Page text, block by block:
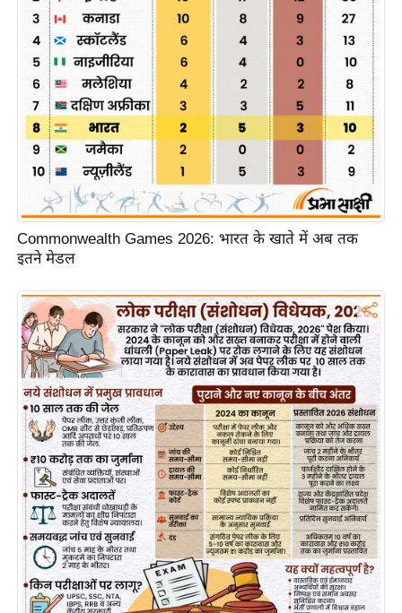
मी
क्षा
k
g
N
e
w
s
ला
इ
फ
स्टा
इ
ल
टे
क्नॉ
लॉ
जी
ब्यू
टी
Commonwealth Games 2026: भारत के खाते में अब तक
इतने मेडल